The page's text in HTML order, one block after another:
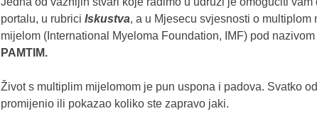
portalu, u rubrici Iskustva, a u Mjesecu svjesnosti o
mijelom (International Myeloma Foundation, IMF) pod nazivom
PAMTIM.
Život s multiplim mijelomom je pun uspona i padova. Svatko
promijenio ili pokazao koliko ste zapravo jaki.